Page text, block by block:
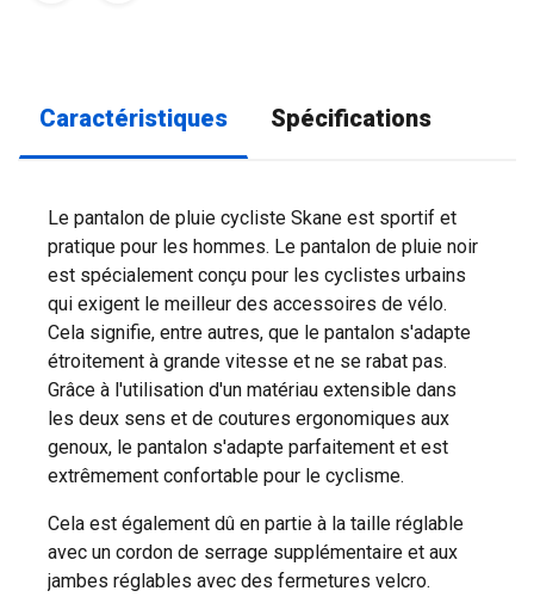
Caractéristiques Spécifications
Le pantalon de pluie cycliste Skane est sportif et
pratique pour les hommes. Le pantalon de pluie noir
est spécialement conçu pour les cyclistes urbains
qui exigent le meilleur des accessoires de vélo.
Cela signifie, entre autres, que le pantalon s'adapte
étroitement à grande vitesse et ne se rabat pas.
Grâce à l'utilisation d'un matériau extensible dans
les deux sens et de coutures ergonomiques aux
genoux, le pantalon s'adapte parfaitement et est
extrêmement confortable pour le cyclisme.
Cela est également dû en partie à la taille réglable
avec un cordon de serrage supplémentaire et aux
jambes réglables avec des fermetures velcro.